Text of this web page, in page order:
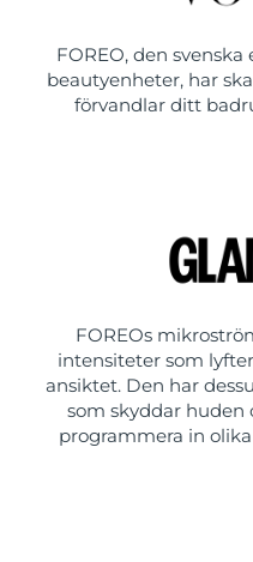
FOREO, den
beautyenheter, har
förvandlar ditt
FOREOs
intensiteter som
ansiktet. Den har
som skyddar huden
programmera in